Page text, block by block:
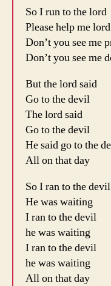
So I run to the lord
Please help me lord
Don’t you see me
Don’t you see me
But the lord said
Go to the devil
The lord said
Go to the devil
He said go to the
All on that day
So I ran to the devil
He was waiting
I ran to the devil
he was waiting
I ran to the devil
he was waiting
All on that day